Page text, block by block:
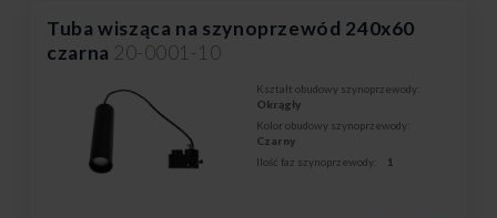
Tuba wisząca na szynoprzewód 240x60
czarna 20-0001-10
Kształt obudowy szynoprzewody:
Okrągły
Kolor obudowy szynoprzewody:
Czarny
Ilość faz szynoprzewody:
1